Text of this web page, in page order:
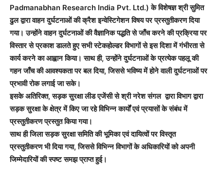
Padmanabhan Research India Pvt. Ltd.) के विशेषज्ञ श्री सुमित
ढुल द्वारा वाहन दुर्घटनाओं की क्रैश इन्वेस्टिगेशन विषय पर प्रस्तुतीकरण दिया
गया। उन्होंने वाहन दुर्घटनाओं की वैज्ञानिक पद्धति से जाँच करने की प्रक्रिया पर
विस्तार से प्रकाश डालते हुए सभी स्टेकहोल्डर विभागों से इस दिशा में गंभीरता से
कार्य करने का आह्वान किया। साथ ही, उन्होंने दुर्घटनाओं के प्रत्येक पहलू की
गहन जाँच की आवश्यकता पर बल दिया, जिससे भविष्य में होने वाली दुर्घटनाओं पर
प्रभावी रोक लगाई जा सके।
इसके अतिरिक्त, सड़क सुरक्षा लीड एजेंसी से श्री नरेश संगल द्वारा विभाग द्वारा
सड़क सुरक्षा के क्षेत्र में किए जा रहे विभिन्न कार्यों एवं प्रयासों के संबंध में
प्रस्तुतीकरण प्रस्तुत किया गया।
साथ ही जिला सड़क सुरक्षा समिति की भूमिका एवं दायित्वों पर विस्तृत
प्रस्तुतीकरण भी दिया गया, जिससे विभिन्न विभागों के अधिकारियों को अपनी
जिम्मेदारियों की स्पष्ट समझ प्राप्त हुई।